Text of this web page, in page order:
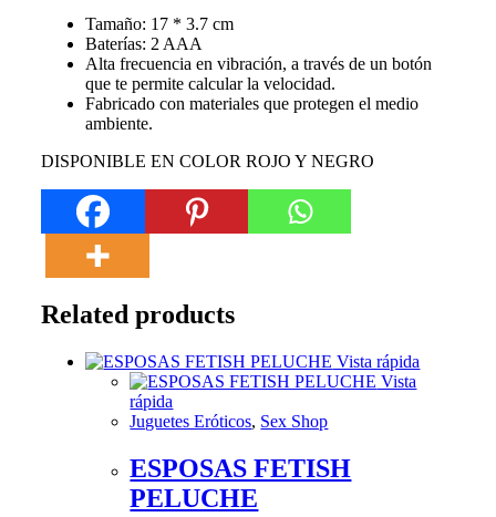
Tamaño: 17 * 3.7 cm
Baterías: 2 AAA
Alta frecuencia en vibración, a través de un botón
que te permite calcular la velocidad.
Fabricado con materiales que protegen el medio
ambiente.
DISPONIBLE EN COLOR ROJO Y NEGRO
Related products
Vista rápida
Vista
rápida
Juguetes Eróticos, Sex Shop
ESPOSAS FETISH
PELUCHE